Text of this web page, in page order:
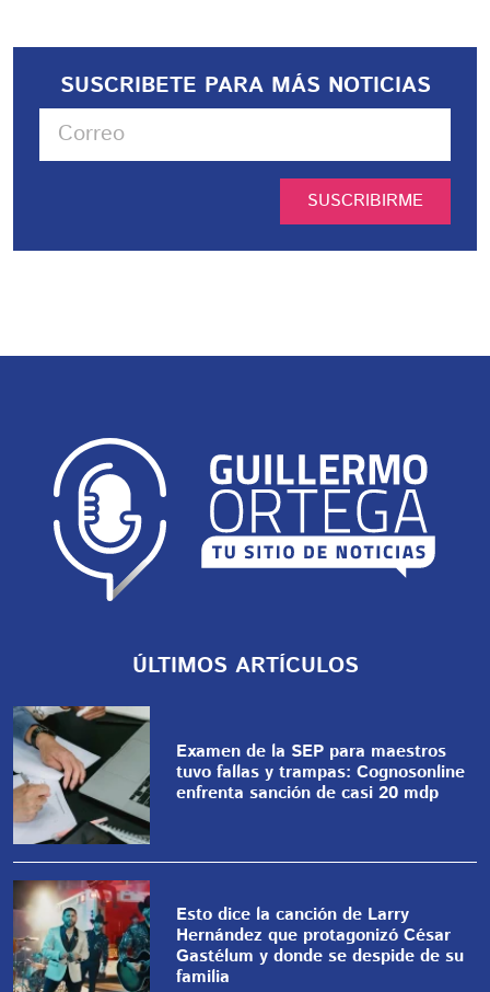
SUSCRIBETE PARA MÁS NOTICIAS
SUSCRIBIRME
ÚLTIMOS ARTÍCULOS
Examen de la SEP para maestros
tuvo fallas y trampas: Cognosonline
enfrenta sanción de casi 20 mdp
Esto dice la canción de Larry
Hernández que protagonizó César
Gastélum y donde se despide de su
familia